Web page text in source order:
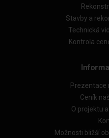
Stavby a
Technická
Kontrola
Prezentace
Ceník
O projektu
Možnosti bližší